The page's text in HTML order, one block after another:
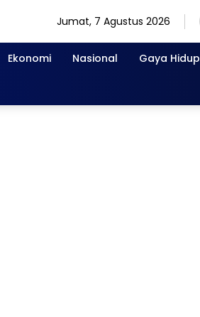
Jumat, 7 Agustus 2026
Ekonomi Nasional Gaya Hidup